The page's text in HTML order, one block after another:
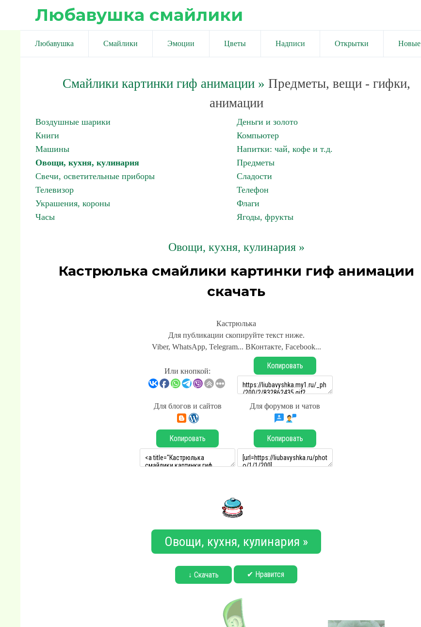
Любавушка смайлики
Любавушка Смайлики Эмоции Цветы Надписи Открытки Новые
Смайлики картинки гиф анимации» Предметы, вещи - гифки,
анимации
Воздушные шарики
Деньги и золото
Книги
Компьютер
Машины
Напитки: чай, кофе и т.д.
Овощи, кухня, кулинария
Предметы
Свечи, осветительные приборы
Сладости
Телевизор
Телефон
Украшения, короны
Флаги
Часы
Ягоды, фрукты
Овощи, кухня, кулинария »
Кастрюлька смайлики картинки гиф анимации
скачать
Кастрюлька
Для публикации скопируйте текст ниже.
Viber, WhatsApp, Telegram... ВКонтакте, Facebook...
Или кнопкой:
Копировать
Для блогов и сайтов Для форумов и чатов
Копировать Копировать
Овощи, кухня, кулинария »
↓ Скачать ✔ Нравится